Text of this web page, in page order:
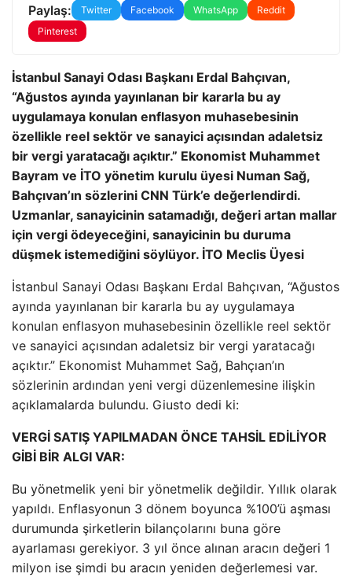
Paylaş: Twitter Facebook WhatsApp
Reddit
Pinterest
İstanbul Sanayi Odası Başkanı Erdal Bahçıvan,
“Ağustos ayında yayınlanan bir kararla bu ay
uygulamaya konulan enflasyon muhasebesinin
özellikle reel sektör ve sanayici açısından adaletsiz
bir vergi yaratacağı açıktır.” Ekonomist Muhammet
Bayram ve İTO yönetim kurulu üyesi Numan Sağ,
Bahçıvan’ın sözlerini CNN Türk’e değerlendirdi.
Uzmanlar, sanayicinin satamadığı, değeri artan mallar
için vergi ödeyeceğini, sanayicinin bu duruma
düşmek istemediğini söylüyor. İTO Meclis Üyesi
İstanbul Sanayi Odası Başkanı Erdal Bahçıvan, “Ağustos
ayında yayınlanan bir kararla bu ay uygulamaya
konulan enflasyon muhasebesinin özellikle reel sektör
ve sanayici açısından adaletsiz bir vergi yaratacağı
açıktır.” Ekonomist Muhammet Sağ, Bahçıan’ın
sözlerinin ardından yeni vergi düzenlemesine ilişkin
açıklamalarda bulundu. Giusto dedi ki:
VERGİ SATIŞ YAPILMADAN ÖNCE TAHSİL EDİLİYOR
GİBİ BİR ALGI VAR:
Bu yönetmelik yeni bir yönetmelik değildir. Yıllık olarak
yapıldı. Enflasyonun 3 dönem boyunca %100’ü aşması
durumunda şirketlerin bilançolarını buna göre
ayarlaması gerekiyor. 3 yıl önce alınan aracın değeri 1
milyon ise şimdi bu aracın yeniden değerlemesi var.